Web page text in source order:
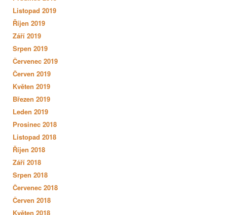
Listopad 2019
Říjen 2019
Září 2019
Srpen 2019
Červenec 2019
Červen 2019
Květen 2019
Březen 2019
Leden 2019
Prosinec 2018
Listopad 2018
Říjen 2018
Září 2018
Srpen 2018
Červenec 2018
Červen 2018
Květen 2018